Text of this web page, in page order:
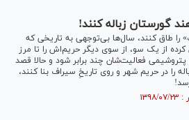
گورستان زباله کنند!
را طاق کنند، سال‌ها بی‌توجهی به تاریخی که
از یک سو، از سوی دیگر حریم‌اش را تا مرز
فعالیت‌شان چند برابر شود و حالا قصد
را در حریم شهر و روی تاریخِ سیراف بنا کنند،